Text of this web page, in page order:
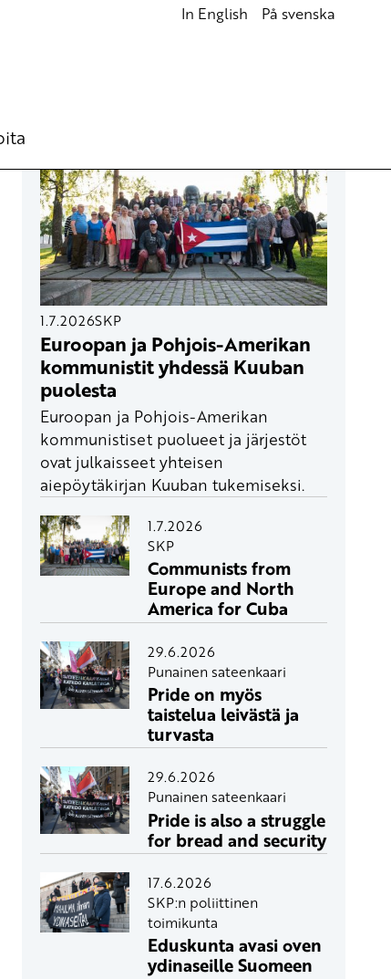
In English På svenska
1.7.2026SKP
Euroopan ja Pohjois-Amerikan
kommunistit yhdessä Kuuban
puolesta
Euroopan ja Pohjois-Amerikan
kommunistiset puolueet ja järjestöt
ovat julkaisseet yhteisen
aiepöytäkirjan Kuuban tukemiseksi.
1.7.2026
SKP
Communists from
Europe and North
America for Cuba
29.6.2026
Punainen sateenkaari
Pride on myös
taistelua leivästä ja
turvasta
29.6.2026
Punainen sateenkaari
Pride is also a struggle
for bread and security
17.6.2026
SKP:n poliittinen
toimikunta
Eduskunta avasi oven
ydinaseille Suomeen